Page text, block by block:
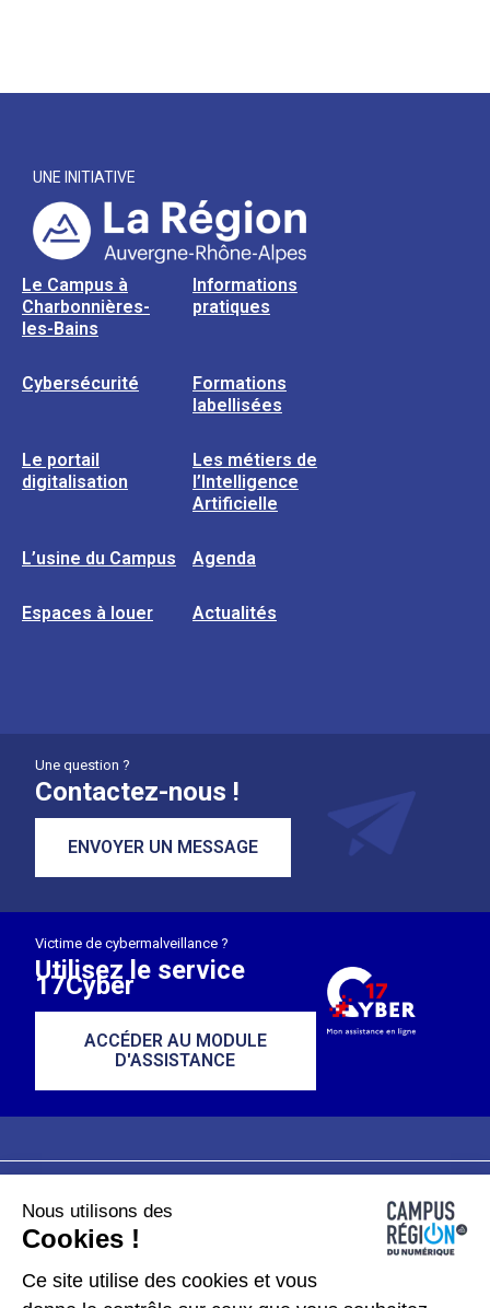
UNE INITIATIVE
Le Campus à
Charbonnières-
les-Bains
Informations
pratiques
Cybersécurité
Formations
labellisées
Le portail
digitalisation
Les métiers de
l’Intelligence
Artificielle
L’usine du Campus Agenda
Espaces à louer Actualités
Une question ?
Contactez-nous !
ENVOYER UN MESSAGE
Victime de cybermalveillance ?
Utilisez le service
17Cyber
ACCÉDER AU MODULE
D'ASSISTANCE
Plan du site
Données personnelles
Nous utilisons des
Cookies !
Ce site utilise des cookies et vous